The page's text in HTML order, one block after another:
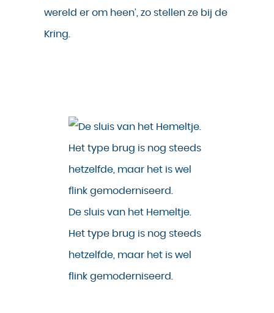
wereld er om heen’, zo stellen ze bij de
Kring.
De sluis van het Hemeltje.
Het type brug is nog steeds
hetzelfde, maar het is wel
flink gemoderniseerd.